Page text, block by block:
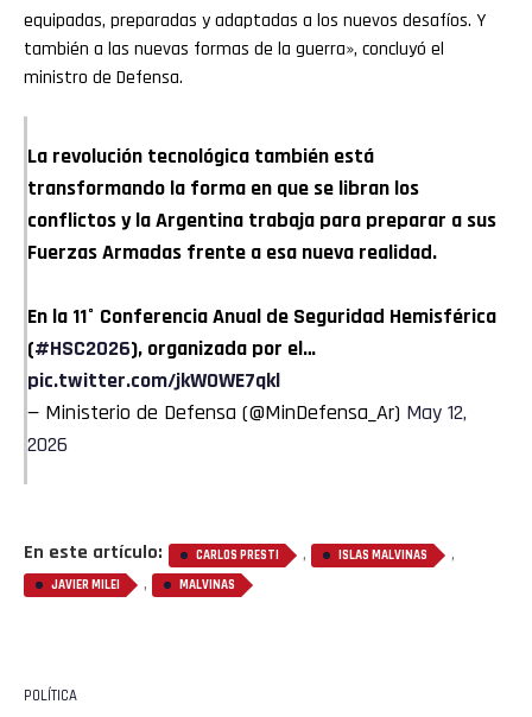
equipadas, preparadas y adaptadas a los nuevos desafíos. Y
también a las nuevas formas de la guerra», concluyó el
ministro de Defensa.
La revolución tecnológica también está
transformando la forma en que se libran los
conflictos y la Argentina trabaja para preparar a sus
Fuerzas Armadas frente a esa nueva realidad.
En la 11° Conferencia Anual de Seguridad Hemisférica
(#HSC2026), organizada por el…
pic.twitter.com/jkW0WE7qkl
— Ministerio de Defensa (@MinDefensa_Ar) May 12,
2026
En este artículo: CARLOS PRESTI , ISLAS MALVINAS ,
JAVIER MILEI , MALVINAS
POLÍTICA